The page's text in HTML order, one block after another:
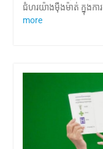
ជំហរយ៉ាងម៉ឺងម៉ាត់ ក្នុងការក
more